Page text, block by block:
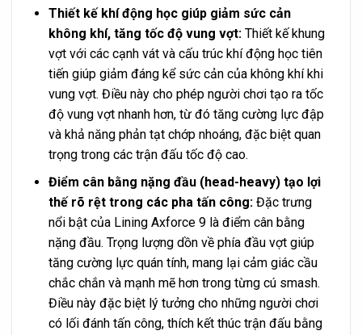
Thiết kế khí động học giúp giảm sức cản
không khí, tăng tốc độ vung vợt:Thiết kế khung
vợt với các cạnh vát và cấu trúc khí động học tiên
tiến giúp giảm đáng kể sức cản của không khí khi
vung vợt. Điều này cho phép người chơi tạo ra tốc
độ vung vợt nhanh hơn, từ đó tăng cường lực đập
và khả năng phản tạt chớp nhoáng, đặc biệt quan
trọng trong các trận đấu tốc độ cao.
Điểm cân bằng nặng đầu (head-heavy) tạo lợi
thế rõ rệt trong các pha tấn công:Đặc trưng
nổi bật của Lining Axforce 9 là điểm cân bằng
nặng đầu. Trọng lượng dồn về phía đầu vợt giúp
tăng cường lực quán tính, mang lại cảm giác cầu
chắc chắn và mạnh mẽ hơn trong từng cú smash.
Điều này đặc biệt lý tưởng cho những người chơi
có lối đánh tấn công, thích kết thúc trận đấu bằng